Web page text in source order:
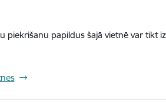
papildus šajā vietnē var tikt